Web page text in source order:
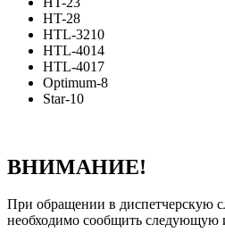
HT-28
HTL-3210
HTL-4014
HTL-4017
Optimum-8
Star-10
ВНИМАНИЕ!
При обращении в диспетчерскую
необходимо сообщить